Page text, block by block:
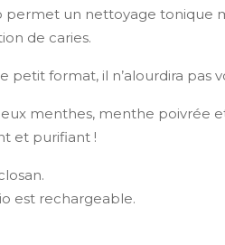
permet un nettoyage tonique
de caries.
petit format, il n’alourdira pas
menthes, menthe poivrée
et purifiant !
est rechargeable.